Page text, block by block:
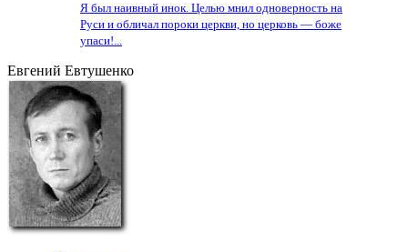
Я был наивный инок. Целью мнил одноверность на
Руси и обличал пороки церкви, но церковь — боже
упаси!...
Евгений Евтушенко